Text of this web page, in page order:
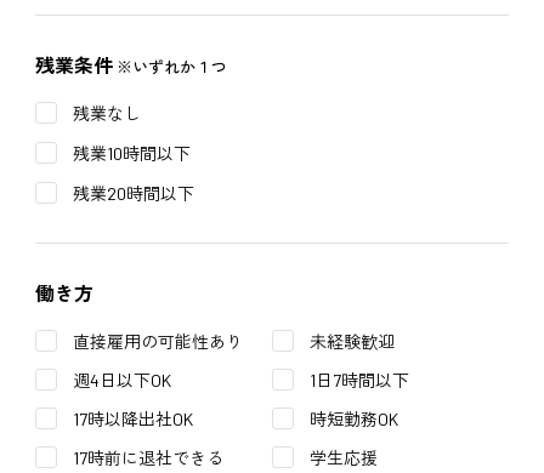
残業条件 ※いずれか１つ
残業なし
残業10時間以下
残業20時間以下
働き方
直接雇用の可能性あり
未経験歓迎
週4日以下OK
1日7時間以下
17時以降出社OK
時短勤務OK
17時前に退社できる
学生応援